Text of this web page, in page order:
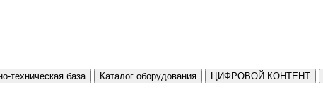
техническая база Каталог оборудования ЦИФРОВОЙ КОНТЕНТ